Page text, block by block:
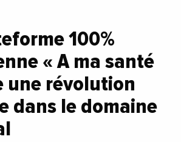
100%
« A ma santé
une révolution
dans le domaine